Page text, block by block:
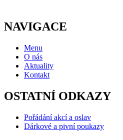
NAVIGACE
Menu
O nás
Aktuality
Kontakt
OSTATNÍ ODKAZY
Pořádání akcí a oslav
Dárkové a pivní poukazy